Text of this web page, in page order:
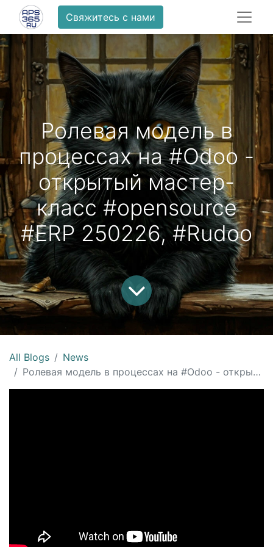
Свяжитесь с нами
Ролевая модель в
процессах на #Odoo -
открытый мастер-
класс #opensource
#ERP 250226, #Rudoo
All Blogs
News
Ролевая модель в процессах на #Odoo - открытый мастер-класс #opensource #ERP 250226, #Rudoo